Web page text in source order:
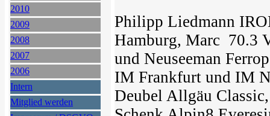
2010
2009
2008
2007
2006
Intern
Mitglied werden
Philipp Liedmann
Hamburg, Marc 70.3
und Neuseeman
IM Frankfurt und IM
Deubel Allgäu